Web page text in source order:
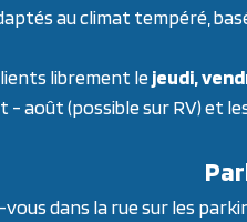
au climat tempéré,
librement lejeudi,
- août (possible sur RV) et
dans la rue sur les